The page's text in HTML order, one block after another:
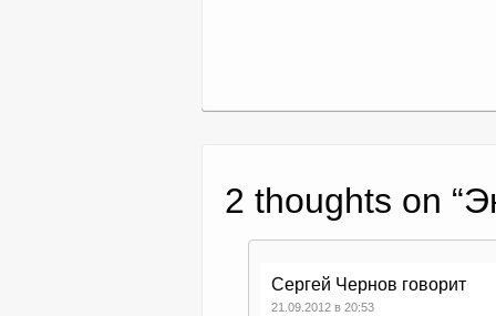
2 thoughts on “
Сергей Чернов говорит
21.09.2012 в 20:53